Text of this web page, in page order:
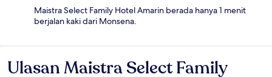
Maistra Select Family Hotel Amarin berada hanya 1 menit
berjalan kaki dari Monsena.
Ulasan
Ulasan Maistra Select Family